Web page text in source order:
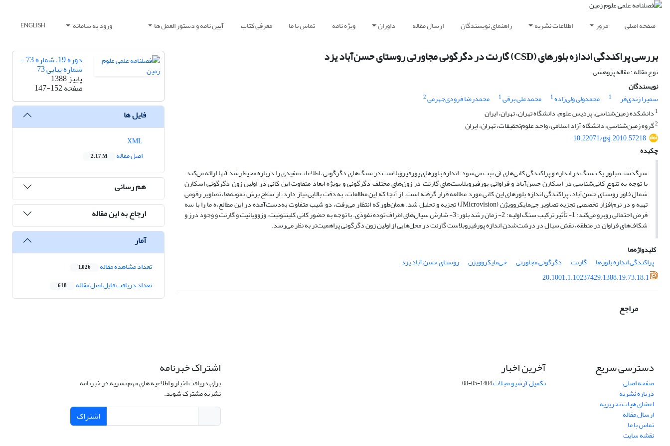
صفحه اصلی مرور اطلاعات نشریه راهنمای نویسندگان ارسال مقاله داوران ویژه نامه تماس با ما معرفی کتاب آیین نامه و دستور العمل ها ورود به سامانه ENGLISH
بررسی پراکندگی اندازه بلورهای (CSD) گارنت در دگرگونی مجاورتی روستای حسن‌آباد یزد
نوع مقاله : مقاله پژوهشی
نویسندگان
سمیرا زندی‌فر
1 محمدولی ولی‌زاده1 محمدعلی برقی1 محمد‌رضا فرودی‌جهرمی2
1 دانشکده زمین‌شناسی، پردیس علوم، دانشگاه تهران، تهران، ایران
2گروه زمین‌شناسی، دانشگاه آزاد اسلامی، واحد علوم‌تحقیقات، تهران، ایران
10.22071/gsj.2010.57218
چکیده
سرگذشت تبلور یک سنگ در اندازه و پراکندگی کانی‌های آن ثبت می‌شود. اندازه ‌بلورهای پورفیروبلاست در سنگ‌های دگرگونی، اطلاعات مفیدی را در‌باره محیط رشد آنها ارائه می‌کند.
با توجه به تنوع کانی‌شناسی در اسکارن حسن‌آباد و فراوانی پورفیروبلاست‌های گارنت در زون‌های مختلف دگرگونی و بویژه ابعاد متفاوت این کانی در اولین زون دگرگونی اسکارن
شمال‌خاور روستای حسن‌آباد، پراکندگی اندازه بلورهای این کانی مورد مطالعه قرار گرفته است. از آنجا که این مطالعات، به دقت بالایی ‌نیاز دارد، از سطح برش نمونه‌ها، تصاویر رقومی
تهیه و در نرم‌افزار تخصصی تجزیه تصاویر جی‌مایکروویژن (JMicrovision) تجزیه و تحلیل شد. همان‌طور که انتظار می‌رفت، دو شیب متفاوت به‌دست‌آمده در این مطالع،ه ما را با سه
فرض احتمالی روبرو می‌‌کند: 1- تأثیر ترکیب سنگ اولیه؛ 2- زمان رشد بلور؛ 3- شارش سیال‌های اطراف توده نفوذی. با توجه به حضور کانی کلینتونیت، وزوویانیت و گارنت و وجود درز و
شکاف‌های فراوان در منطقه، نقش سیال در درشت‌شدن اندازه پورفیروبلاست گارنت در محل‌هایی از اولین زون دگرگونی پر‌اهمیت‌تر به نظر می‌رسد.
کلیدواژه‌ها
پراکندگی اندازه بلورها
گارنت دگرگونی مجاورتی جی‌مایکروویژن
روستای حسن آباد یزد
20.1001.1.10237429.1388.19.73.18.1
مراجع
دوره 19، شماره 73 -
شماره پیاپی 73
پاییز 1388
صفحه147-152
فایل ها
اصل مقاله
2.17 M
هم رسانی
ارجاع به این مقاله
آمار
تعداد مشاهده مقاله 1,026
تعداد دریافت فایل اصل مقاله 618
دسترسی سریع
صفحه اصلی
درباره نشریه
اعضای هیات تحریریه
ارسال مقاله
تماس با ما
نقشه سایت
آخرین اخبار
تکمیل آرشیو مجلات1404-05-08
اشتراک خبرنامه
برای دریافت اخبار و اطلاعیه های مهم نشریه در خبرنامه
نشریه مشترک شوید.
اشتراک